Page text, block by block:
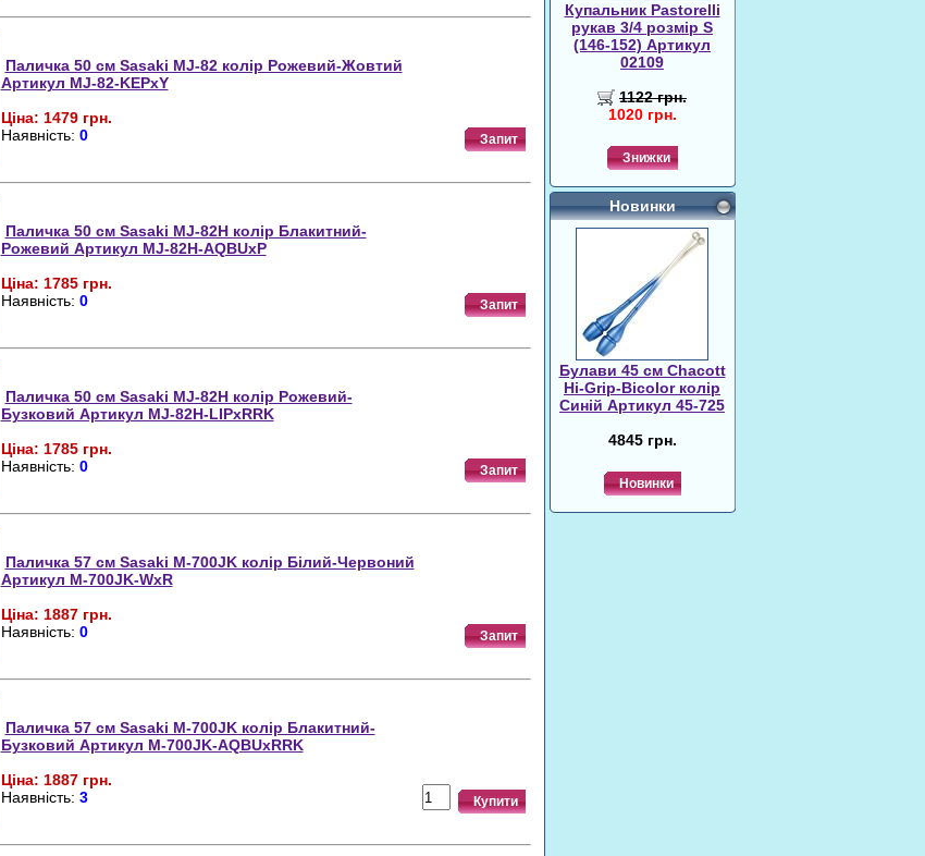
Паличка 50 см Sasaki MJ-82 колір Рожевий-Жовтий
Артикул MJ-82-KEPxY
Ціна: 1479 грн.
Наявність: 0 Запит
Паличка 50 см Sasaki MJ-82H колір Блакитний-
Рожевий Артикул MJ-82H-AQBUxP
Ціна: 1785 грн.
Наявність: 0 Запит
Паличка 50 см Sasaki MJ-82H колір Рожевий-
Бузковий Артикул MJ-82H-LIPxRRK
Ціна: 1785 грн.
Наявність: 0 Запит
Паличка 57 см Sasaki M-700JK колір Білий-Червоний
Артикул M-700JK-WxR
Ціна: 1887 грн.
Наявність: 0 Запит
Паличка 57 см Sasaki M-700JK колір Блакитний-
Бузковий Артикул M-700JK-AQBUxRRK
Ціна: 1887 грн.
Наявність: 3 Купити
Купальник Pastorelli
рукав 3/4 розмір S
(146-152) Артикул
02109
1122 грн.
1020 грн.
Знижки
Новинки
Булави 45 cм Chacott
Hi-Grip-Bicolor колір
Синій Артикул 45-725
4845 грн.
Новинки